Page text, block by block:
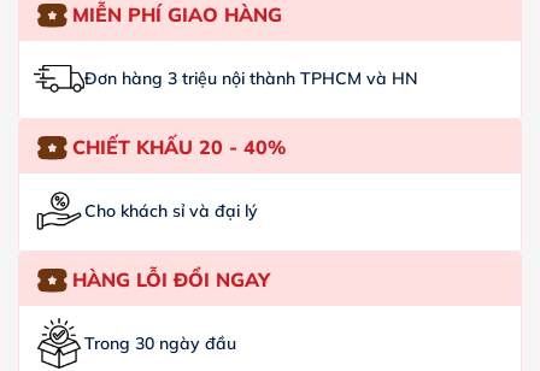
MIỄN PHÍ GIAO HÀNG
Đơn hàng 3 triệu nội thành TPHCM và HN
CHIẾT KHẤU 20 - 40%
Cho khách sỉ và đại lý
HÀNG LỖI ĐỔI NGAY
Trong 30 ngày đầu